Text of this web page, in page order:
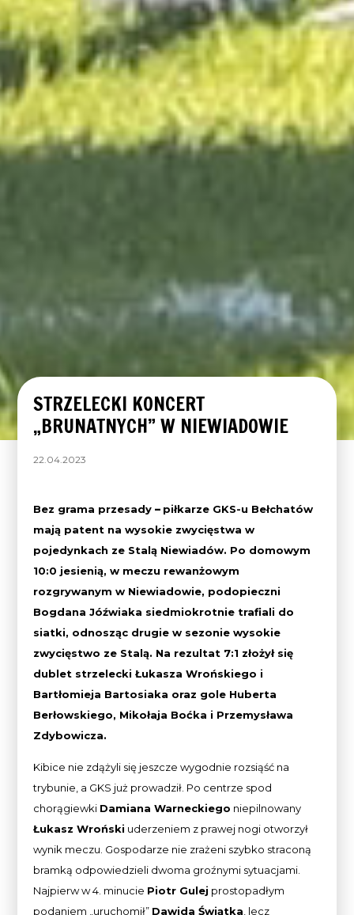
STRZELECKI KONCERT
„BRUNATNYCH” W NIEWIADOWIE
22.04.2023
Bez grama przesady– piłkarze GKS-u Bełchatów
mają patent na wysokie zwycięstwa w
pojedynkach ze Stalą Niewiadów. Po domowym
10:0 jesienią, w meczu rewanżowym
rozgrywanym w Niewiadowie, podopieczni
Bogdana Jóźwiaka siedmiokrotnie trafiali do
siatki, odnosząc drugie w sezonie wysokie
zwycięstwo ze Stalą. Na rezultat 7:1 złożył się
dublet strzelecki Łukasza Wrońskiego i
Bartłomieja Bartosiaka oraz gole Huberta
Berłowskiego, Mikołaja Boćka i Przemysława
Zdybowicza.
Kibice nie zdążyli się jeszcze wygodnie rozsiąść na
trybunie, a GKS już prowadził. Po centrze spod
chorągiewki Damiana Warneckiego niepilnowany
Łukasz Wroński uderzeniem z prawej nogi otworzył
wynik meczu. Gospodarze nie zrażeni szybko straconą
bramką odpowiedzieli dwoma groźnymi sytuacjami.
Najpierw w 4. minucie Piotr Gulej prostopadłym
podaniem „uruchomił” Dawida Świątka , lecz